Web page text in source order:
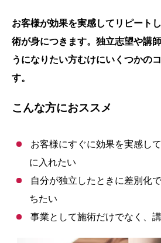
お客様が効果を実感してリピート
術が身につきます。独立志望や講
うになりたい方むけにいくつかの
す。
こんな方におススメ
お客様にすぐに効果を実感し
に入れたい
自分が独立したときに差別化
ちたい
事業として施術だけでなく、